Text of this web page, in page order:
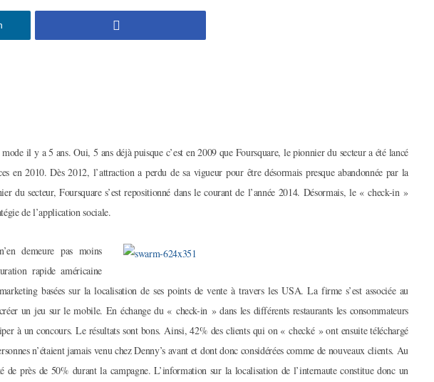
il y a 5 ans. Oui, 5 ans déjà puisque c’est en 2009 que Foursquare, le pionnier du secteur a été lancé
en 2010. Dès 2012, l’attraction a perdu de sa vigueur pour être désormais presque abandonnée par la
du secteur, Foursquare s’est repositionné dans le courant de l’année 2014. Désormais, le « check-in »
de l’application sociale.
demeure pas moins
rapide américaine
basées sur la localisation de ses points de vente à travers les USA. La firme s’est associée au
un jeu sur le mobile. En échange du « check-in » dans les différents restaurants les consommateurs
à un concours. Le résultats sont bons. Ainsi, 42% des clients qui on « checké » ont ensuite téléchargé
n’étaient jamais venu chez Denny’s avant et dont donc considérées comme de nouveaux clients. Au
de près de 50% durant la campagne. L’information sur la localisation de l’internaute constitue donc un